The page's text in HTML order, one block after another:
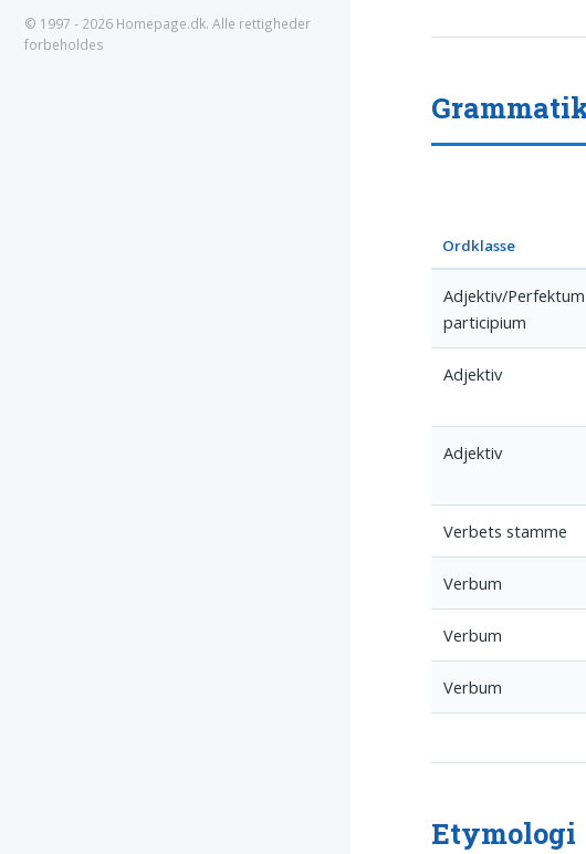
Ordklasse
Adjektiv/Perfektum
participium
Adjektiv
Adjektiv
Verbets stamme
Verbum
Verbum
Verbum
Etymologi
© 1997 - 2026 Homepage.dk. Alle rettigheder
forbeholdes